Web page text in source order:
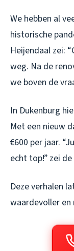
We hebben al
historische
Heijendaal zei:
weg. Na de
we boven de
In Dukenburg
Met een nieuw
€600 per jaar.
echt top!” zei
Deze verhalen
waardevoller